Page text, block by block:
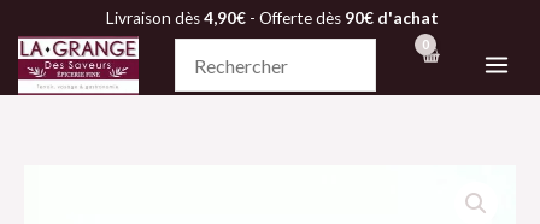
contenu
Livraison dès4,90€- Offerte dès 90€ d'achat